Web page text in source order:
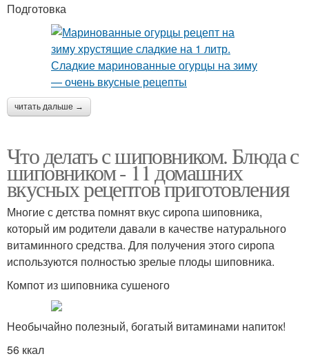
Подготовка
читать дальше →
Что делать с шиповником. Блюда с
шиповником - 11 домашних
вкусных рецептов приготовления
Многие с детства помнят вкус сиропа шиповника,
который им родители давали в качестве натурального
витаминного средства. Для получения этого сиропа
используются полностью зрелые плоды шиповника.
Компот из шиповника сушеного
Необычайно полезный, богатый витаминами напиток!
56 ккал